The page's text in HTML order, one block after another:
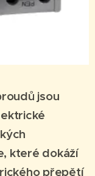
jsou
které dokáží
přepětí